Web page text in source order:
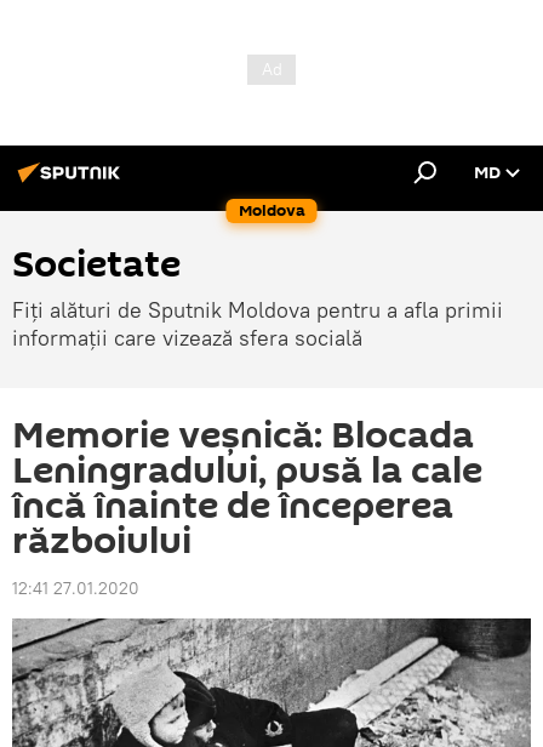
Moldova
MD
Societate
Fiți alături de Sputnik Moldova pentru a afla primii
informații care vizează sfera socială
Memorie veșnică: Blocada
Leningradului, pusă la cale
încă înainte de începerea
războiului
12:41 27.01.2020